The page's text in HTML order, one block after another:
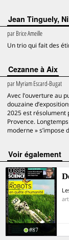
Jean Tinguely,
parBrice Ameille
Un trio qui fait des
Cezanne à Aix
parMyriam Escard-Bugat
Avec l’ouverture au
douzaine
2025 est résolument
Provence.
moderne »
voir également
#87